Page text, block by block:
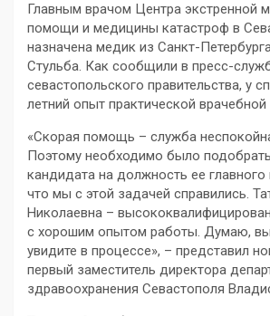
Главным врачом Центра экстренной
помощи и медицины катастроф в
назначена медик из Санкт-
Стульба. Как сообщили в пресс-
севастопольского правительства, у
летний опыт практической
«Скорая помощь – служба
Поэтому необходимо было
кандидата на должность ее главного
что мы с этой задачей справились.
Николаевна –
с хорошим опытом работы. Думаю,
увидите в процессе», – представил
первый заместитель директора
здравоохранения Севастополя